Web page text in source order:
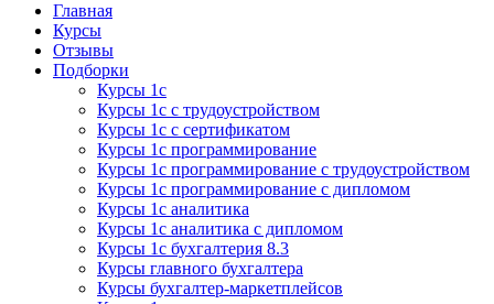
Курсы 1С
Курсы 1С официальная сертификация
Главная
Курсы
Отзывы
Подборки
Курсы 1с
Курсы 1с с трудоустройством
Курсы 1с с сертификатом
Курсы 1с программирование
Курсы 1с программирование с трудоустройством
Курсы 1с программирование с дипломом
Курсы 1с аналитика
Курсы 1с аналитика с дипломом
Курсы 1с бухгалтерия 8.3
Курсы главного бухгалтера
Курсы бухгалтер-маркетплейсов